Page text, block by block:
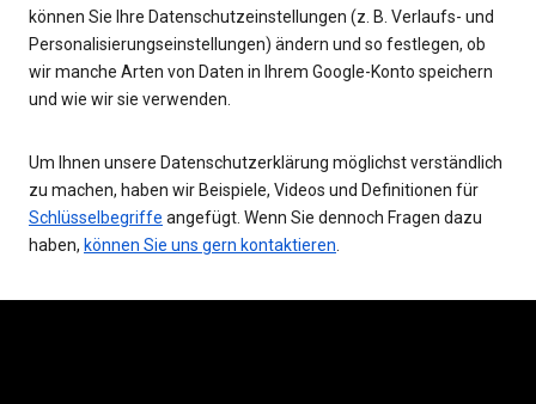
können Sie Ihre Datenschutzeinstellungen (z. B. Verlaufs- und
Personalisierungseinstellungen) ändern und so festlegen, ob
wir manche Arten von Daten in Ihrem Google-Konto speichern
und wie wir sie verwenden.
Um Ihnen unsere Datenschutzerklärung möglichst verständlich
zu machen, haben wir Beispiele, Videos und Definitionen für
Schlüsselbegriffe angefügt. Wenn Sie dennoch Fragen dazu
haben, können Sie uns gern kontaktieren